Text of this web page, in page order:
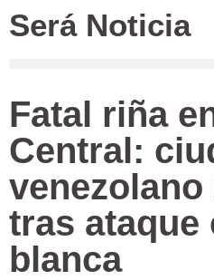
Será Noticia
Fatal riña
Central:
venezolano
tras ataque
blanca